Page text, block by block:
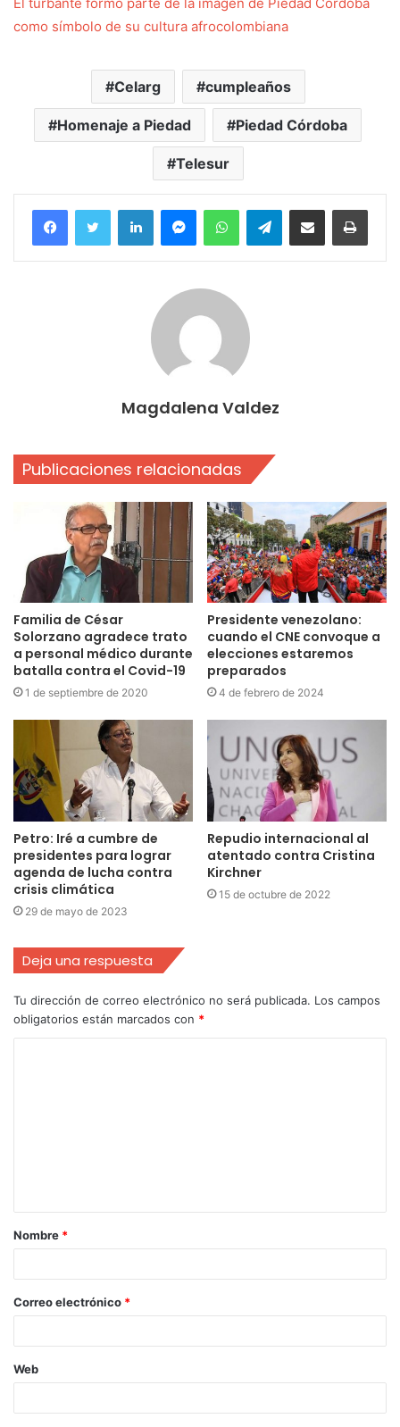
como símbolo de su cultura afrocolombiana
Celarg cumpleaños
Homenaje a Piedad Piedad Córdoba
Telesur
FacebookTwitter LinkedInMessengerWhatsAppTelegramCompartir por correo electrónico
Magdalena Valdez
Publicaciones relacionadas
Familia de César
Solorzano agradece trato
a personal médico durante
batalla contra el Covid-19
1 de septiembre de 2020
Presidente venezolano:
cuando el CNE convoque a
elecciones estaremos
preparados
4 de febrero de 2024
Petro: Iré a cumbre de
presidentes para lograr
agenda de lucha contra
crisis climática
29 de mayo de 2023
Repudio internacional al
atentado contra Cristina
Kirchner
15 de octubre de 2022
Deja una respuesta
Tu dirección de correo electrónico no será publicada. Los campos
obligatorios están marcados con *
Nombre *
Correo electrónico *
Web